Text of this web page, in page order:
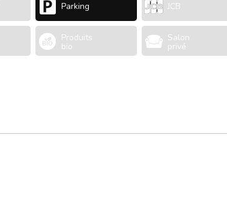
Parking JCB
Produits
bio
Salon
privé